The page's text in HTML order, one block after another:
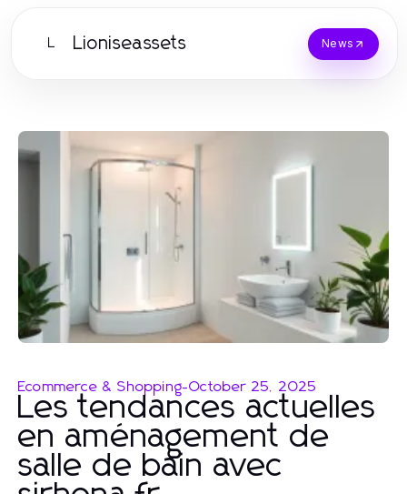
L Lioniseassets News
Ecommerce & Shopping-October 25, 2025
Les tendances actuelles
en aménagement de
salle de bain avec